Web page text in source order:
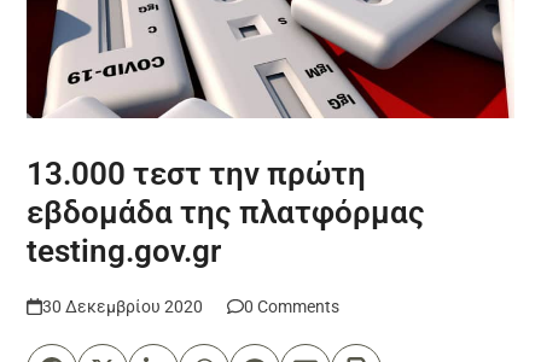
13.000 τεστ την πρώτη
εβδομάδα της πλατφόρμας
testing.gov.gr
30 Δεκεμβρίου 2020 0 Comments